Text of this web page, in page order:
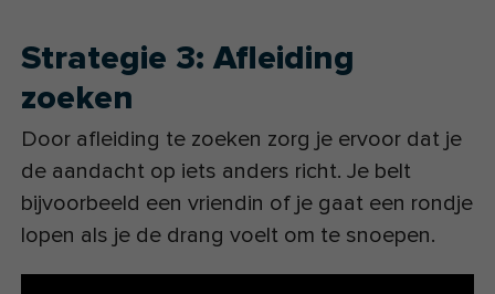
Strategie 3: Afleiding
zoeken
Door afleiding te zoeken zorg je ervoor dat je
de aandacht op iets anders richt. Je belt
bijvoorbeeld een vriendin of je gaat een rondje
lopen als je de drang voelt om te snoepen.